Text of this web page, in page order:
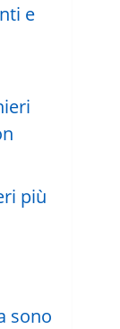
e
più